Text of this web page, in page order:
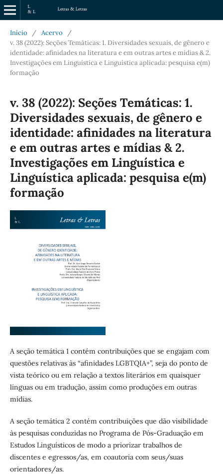
Início / Acervo
/
v. 38 (2022): Seções Temáticas: 1. Diversidades sexuais, de gênero e
identidade: afinidades na literatura e em outras artes e mídias & 2.
Investigações em Linguística e Linguística aplicada: pesquisa e(m)
formação
v. 38 (2022): Seções Temáticas: 1.
Diversidades sexuais, de gênero e
identidade: afinidades na literatura
e em outras artes e mídias & 2.
Investigações em Linguística e
Linguística aplicada: pesquisa e(m)
formação
A seção temática 1 contém contribuições que se engajam com
questões relativas às “afinidades LGBTQIA+”, seja do ponto de
vista teórico ou em relação a textos literários em quaisquer
línguas ou em tradução, assim como produções em outras
mídias.
A seção temática 2 contém contribuições que dão visibilidade
às pesquisas conduzidas no Programa de Pós-Graduação em
Estudos Linguísticos de modo a priorizar trabalhos de
discentes e egressos/as, em coautoria com seus/suas
orientadores/as.